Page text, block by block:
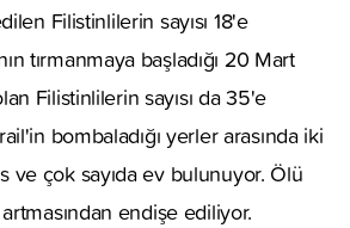
Filistinlilerin sayısı 18'e
tırmanmaya başladığı 20 Mart
Filistinlilerin sayısı da 35'e
bombaladığı yerler arasında iki
ve çok sayıda ev bulunuyor. Ölü
artmasından endişe ediliyor.